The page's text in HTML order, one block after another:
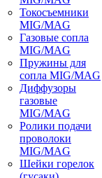
Токосъемники
MIG/MAG
Газовые сопла
MIG/MAG
Пружины для
сопла MIG/MAG
Диффузоры
газовые
MIG/MAG
Ролики подачи
проволоки
MIG/MAG
Шейки горелок